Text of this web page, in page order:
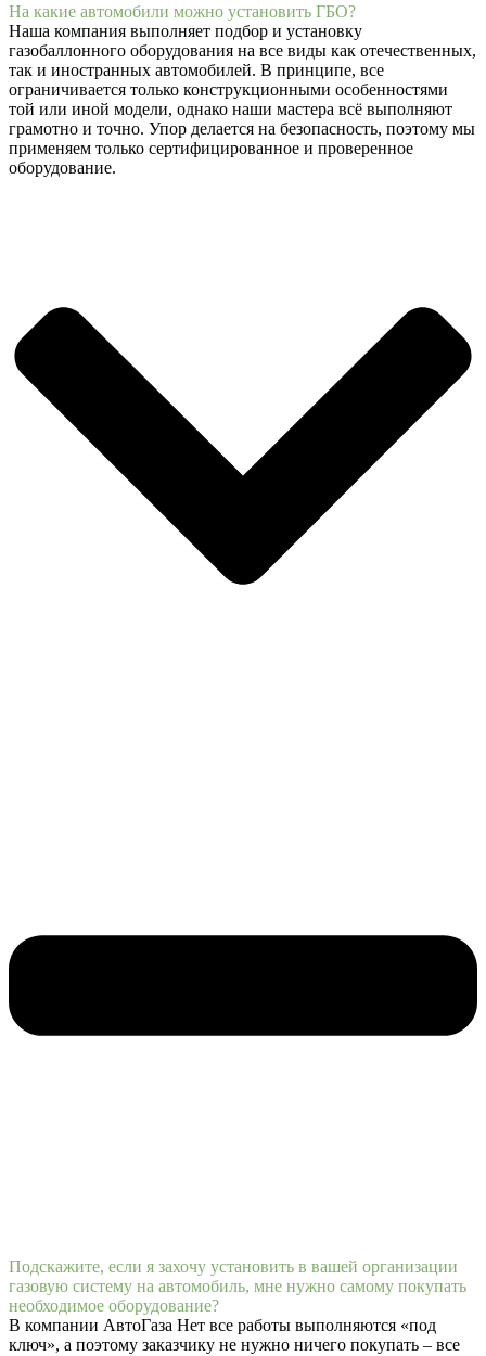
На какие автомобили можно установить ГБО?
Наша компания выполняет подбор и установку
газобаллонного оборудования на все виды как отечественных,
так и иностранных автомобилей. В принципе, все
ограничивается только конструкционными особенностями
той или иной модели, однако наши мастера всё выполняют
грамотно и точно. Упор делается на безопасность, поэтому мы
применяем только сертифицированное и проверенное
оборудование.
Подскажите, если я захочу установить в вашей организации
газовую систему на автомобиль, мне нужно самому покупать
необходимое оборудование?
В компании АвтоГаза Нет все работы выполняются «под
ключ», а поэтому заказчику не нужно ничего покупать – все